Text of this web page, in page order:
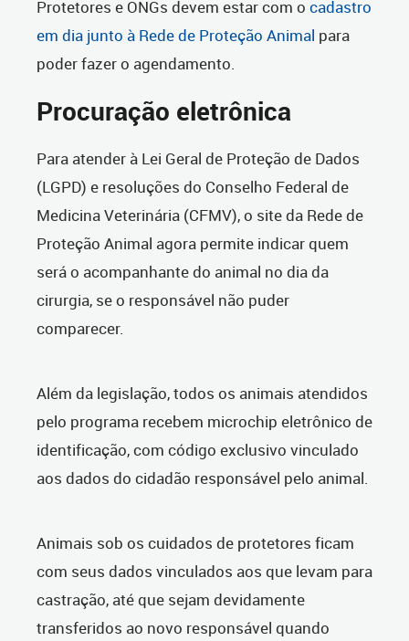
Protetores e ONGs devem estar com o cadastro
em dia junto à Rede de Proteção Animal para
poder fazer o agendamento.
Procuração eletrônica
Para atender à Lei Geral de Proteção de Dados
(LGPD) e resoluções do Conselho Federal de
Medicina Veterinária (CFMV), o site da Rede de
Proteção Animal agora permite indicar quem
será o acompanhante do animal no dia da
cirurgia, se o responsável não puder
comparecer.
Além da legislação, todos os animais atendidos
pelo programa recebem microchip eletrônico de
identificação, com código exclusivo vinculado
aos dados do cidadão responsável pelo animal.
Animais sob os cuidados de protetores ficam
com seus dados vinculados aos que levam para
castração, até que sejam devidamente
transferidos ao novo responsável quando